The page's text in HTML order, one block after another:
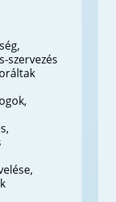
szervezés